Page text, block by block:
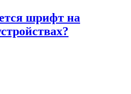
шрифт на